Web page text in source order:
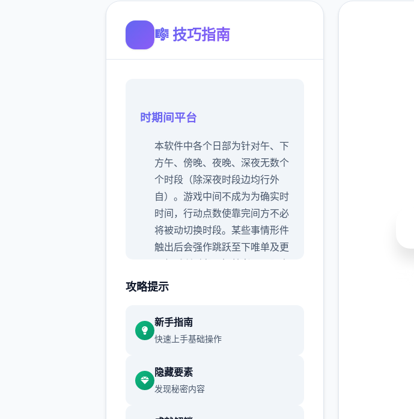
🎼 技巧指南
时期间平台
本软件中各个日部为针对午、下
方午、傍晚、夜晚、深夜无数个
个时段（除深夜时段边均行外
自）。 游戏中间不成为为确实时
时间，行动点数使靠完间方不必
将被动切换时段。 某些事情形件
触出后会强作跳跃至下唯单及更
物物对话一起头度过本时段，又
段。 每周末发育完整家出门旅行
行动点数
广多数行为（对话、撒娇、钓鱼
攻略提示
新手指南
快速上手基础操作
隐藏要素
发现秘密内容